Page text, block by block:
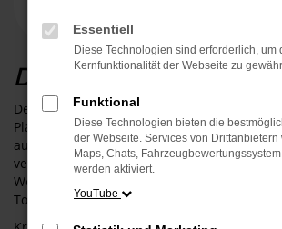
Der Ford Tourneo
Der Ford Tourneo Connect bietet Ihnen ein
Platzangebot mit
ausgesprochen flexibler Nutzung, ohne auf
verzichten.
Wegweisende Technologien machen das
Tourneo Connect noch sicherer und
Essentiell
Diese Technologien sind erforderlich, um
Kernfunktionalität der Webseite zu
Funktional
Diese Technologien bieten die
der Webseite. Services von Drittanbietern
Maps, Chats,
werden aktiviert.
YouTube